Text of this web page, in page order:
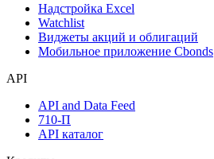
Надстройка Excel
Watchlist
Виджеты акций и облигаций
Мобильное приложение Cbonds
API
API and Data Feed
710-П
API каталог